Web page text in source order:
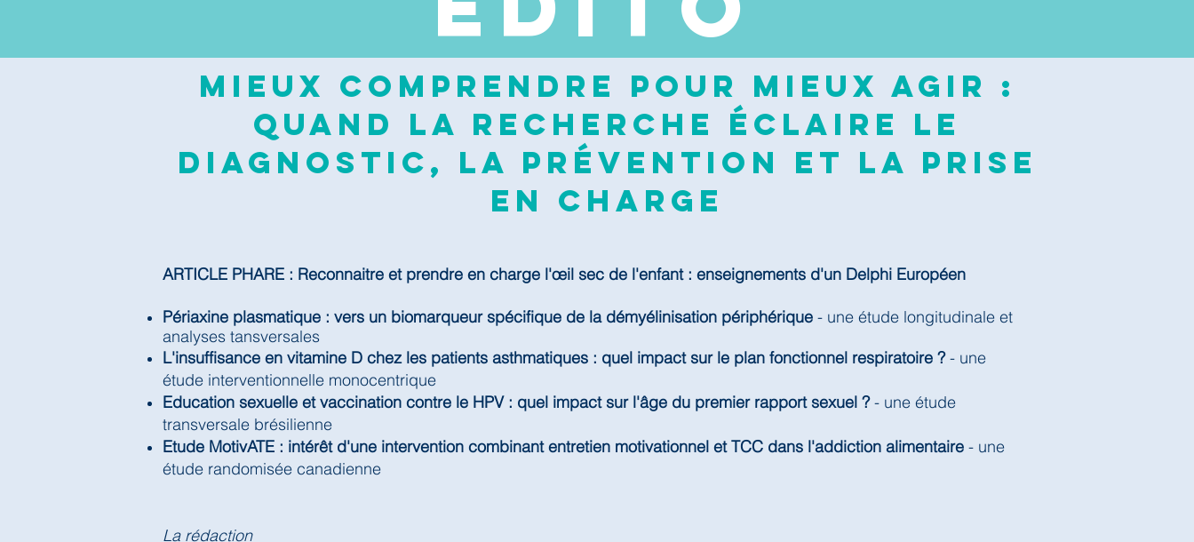
Mieux comprendre pour mieux agir :
quand la recherche éclaire le
diagnostic, la prévention et la prise
en charge
ARTICLE PHARE : Reconnaitre et prendre en charge l'œil sec de l'enfant : enseignements d'un Delphi Européen
Périaxine plasmatique : vers un biomarqueur spécifique de la démyélinisation périphérique - une étude longitudinale et
analyses tansversales
L'insuffisance en vitamine D chez les patients asthmatiques : quel impact sur le plan fonctionnel respiratoire ?- une
étude interventionnelle monocentrique
Education sexuelle et vaccination contre le HPV : quel impact sur l'âge du premier rapport sexuel ?- une étude
transversale brésilienne
Etude MotivATE : intérêt d'une intervention combinant entretien motivationnel et TCC dans l'addiction alimentaire - une
étude randomisée canadienne
La rédaction